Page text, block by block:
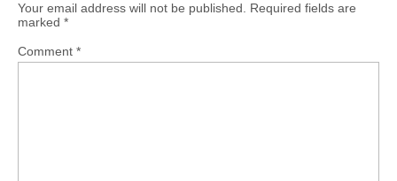
Your email address will not be published. Required fields are
marked *
Comment *